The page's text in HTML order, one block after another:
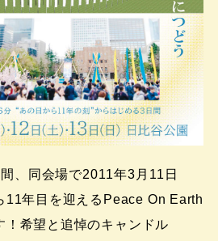
、同会場で2011年3月11日
11年目を迎えるPeace On Earth
！希望と追悼のキャンドル